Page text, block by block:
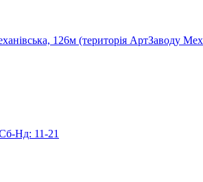
126м (територія АртЗаводу
Нд: 11-21